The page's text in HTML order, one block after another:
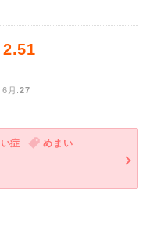
2.51
月:27
症
めまい